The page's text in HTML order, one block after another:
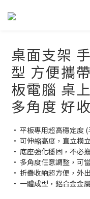
桌面支架
型 方便攜
板電腦 桌
多角度 好
• 平板專用超高穩定度
• 可伸縮高度，直立橫
• 底座強化穩固，不必
• 多角度任意調整，可
• 折疊收納超方便，外
• 一體成型，鋁合金金